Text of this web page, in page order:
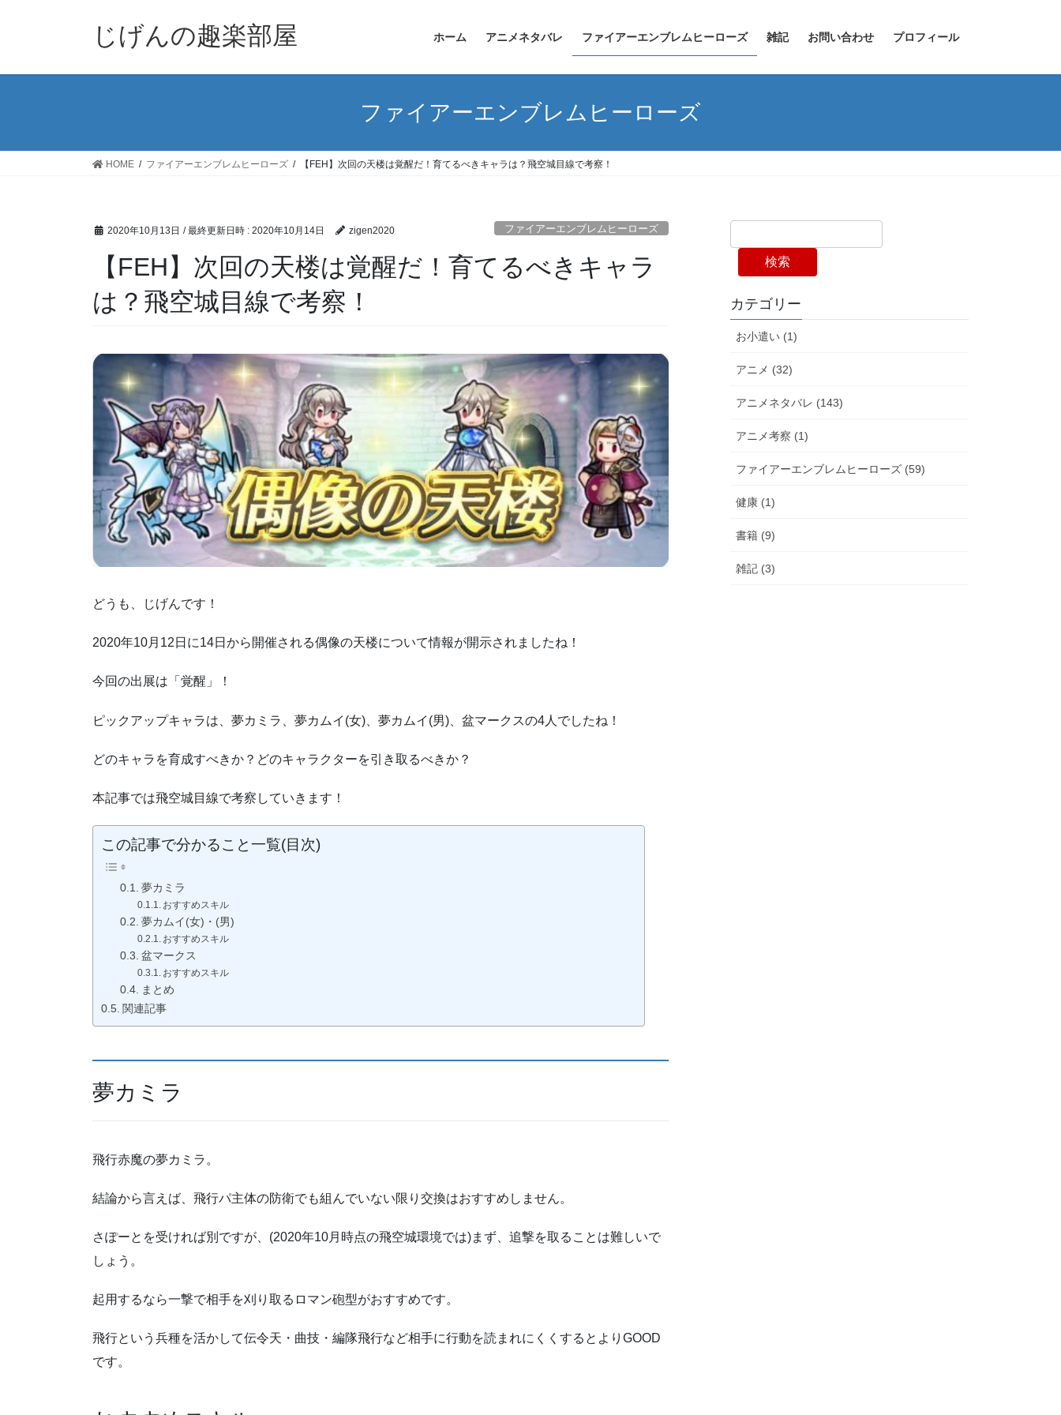
じげんの趣楽部屋 ホーム アニメネタバレ ファイアーエンブレムヒーローズ 雑記 お問い合わせ プロフィール
ファイアーエンブレムヒーローズ
HOME ファイアーエンブレムヒーローズ 【FEH】次回の天楼は覚醒だ！育てるべきキャラは？飛空城目線で考察！
2020年10月13日 / 最終更新日時 : 2020年10月14日 zigen2020 ファイアーエンブレムヒーローズ
【FEH】次回の天楼は覚醒だ！育てるべきキャラ
は？飛空城目線で考察！
どうも、じげんです！
2020年10月12日に14日から開催される偶像の天楼について情報が開示されましたね！
今回の出展は「覚醒」！
ピックアップキャラは、夢カミラ、夢カムイ(女)、夢カムイ(男)、盆マークスの4人でしたね！
どのキャラを育成すべきか？どのキャラクターを引き取るべきか？
本記事では飛空城目線で考察していきます！
この記事で分かること一覧(目次)
夢カミラ
おすすめスキル
夢カムイ(女)・(男)
おすすめスキル
盆マークス
おすすめスキル
まとめ
関連記事
夢カミラ
飛行赤魔の夢カミラ。
結論から言えば、飛行パ主体の防衛でも組んでいない限り交換はおすすめしません。
さぽーとを受ければ別ですが、(2020年10月時点の飛空城環境では)まず、追撃を取ることは難しいで
しょう。
起用するなら一撃で相手を刈り取るロマン砲型がおすすめです。
飛行という兵種を活かして伝令天・曲技・編隊飛行など相手に行動を読まれにくくするとよりGOOD
です。
検索
カテゴリー
お小遣い (1)
アニメ (32)
アニメネタバレ (143)
アニメ考察 (1)
ファイアーエンブレムヒーローズ (59)
健康 (1)
書籍 (9)
雑記 (3)